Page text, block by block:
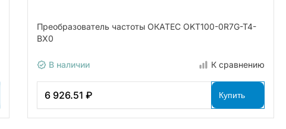
Преобразователь частоты ОКАТЕС OKT100-0R7G-T4-
BX0
В наличии К сравнению
6 926.51 ₽ Купить